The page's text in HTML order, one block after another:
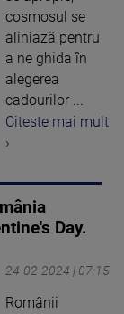
cosmosul se
aliniază pentru
a ne ghida în
alegerea
cadourilor ...
Citeste mai mult
›
Day.
24-02-2024 | 07:15
Românii